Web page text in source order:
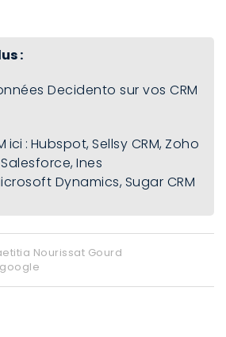
:
Decidento sur vos CRM
ici : Hubspot,Sellsy CRM, Zoho
Salesforce,Ines
Dynamics,Sugar CRM
Nourissat Gourd
google